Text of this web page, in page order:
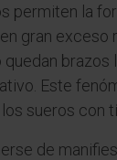
permiten la
gran
Este
sueros con
de